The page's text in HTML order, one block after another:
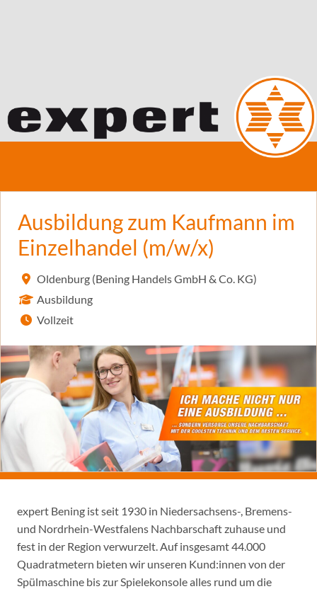
Ausbildung zum Kaufmann im
Einzelhandel (m/w/x)
Oldenburg (Bening Handels GmbH & Co. KG)
Ausbildung
Vollzeit
expert Bening ist seit 1930 in Niedersachsens-, Bremens-
und Nordrhein-Westfalens Nachbarschaft zuhause und
fest in der Region verwurzelt. Auf insgesamt 44.000
Quadratmetern bieten wir unseren Kund:innen von der
Spülmaschine bis zur Spielekonsole alles rund um die